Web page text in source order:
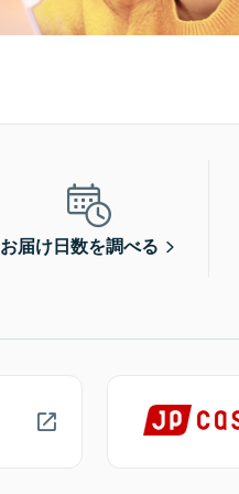
お届け日数を調べる